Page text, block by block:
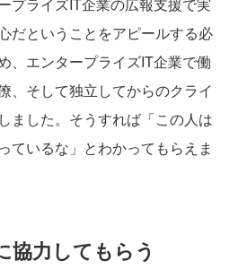
プライズIT企業の広報支援で実
だということをアピールする必
、エンタープライズIT企業で働
、そして独立してからのクライ
ました。そうすれば「この人は
ているな」とわかってもらえま
協力してもらう